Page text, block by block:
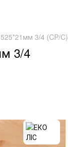
3/4 (CP/
3/4